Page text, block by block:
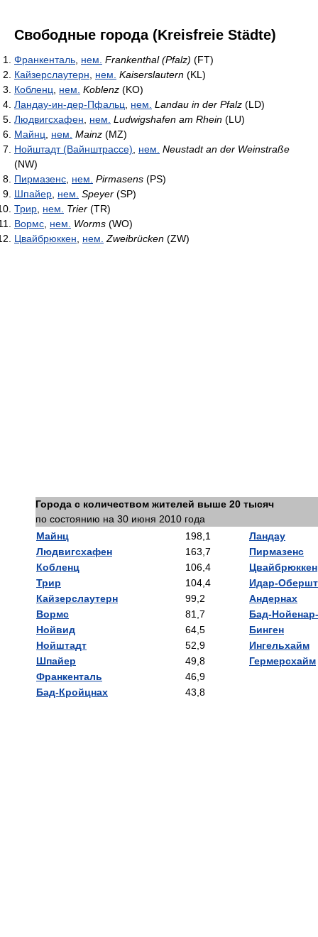
Свободные города (Kreisfreie Städte)
Франкенталь нем. Frankenthal (Pfalz) (FT)
Кайзерслаутерн
нем. Kaiserslautern (KL)
Кобленц
нем. Koblenz (KO)
Ландау-ин-дер-Пфальц
нем. Landau in der Pfalz (LD)
Людвигсхафен
нем. Ludwigshafen am Rhein (LU)
Майнц
нем. Mainz (MZ)
Нойштадт (Вайнштрассе)
нем. Neustadt an der Weinstraße
(NW)
Пирмазенс нем. Pirmasens (PS)
Шпайер нем. Speyer (SP)
Трир нем. Trier (TR)
Вормс нем. Worms (WO)
Цвайбрюккен
нем. Zweibrücken (ZW)
Города с количеством жителей выше 20 тысяч
по состоянию на 30 июня 2010 года
Майнц
198,1
Ландау
Людвигсхафен
163,7
Пирмазенс
Кобленц
106,4
Цвайбрюккен
Трир
104,4
Идар-
Кайзерслаутерн
99,2
Андернах
Вормс
81,7
Бад-
Нойвид
64,5
Бинген
Нойштадт
52,9
Ингельхайм
Шпайер
49,8
Гермерсхайм
Франкенталь
46,9
Бад-Кройцнах
43,8